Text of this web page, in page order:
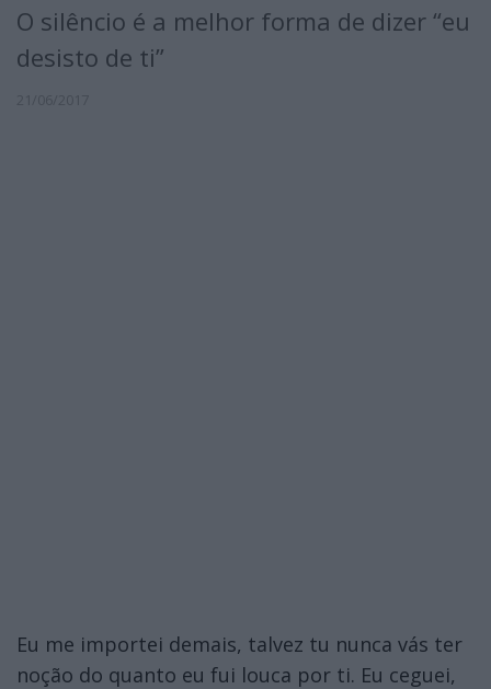
O silêncio é a melhor forma de dizer “eu
desisto de ti”
Eu me importei demais, talvez tu nunca vás ter
noção do quanto eu fui louca por ti. Eu ceguei,